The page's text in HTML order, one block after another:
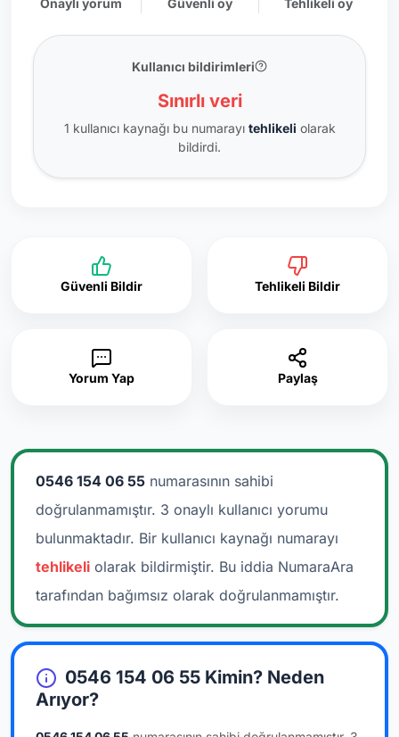
Kullanıcı bildirimleri
Sınırlı veri
1 kullanıcı kaynağı bu numarayı tehlikeli olarak
bildirdi.
Güvenli Bildir Tehlikeli Bildir
Yorum Yap Paylaş
0546 154 06 55 numarasının sahibi
doğrulanmamıştır. 3 onaylı kullanıcı yorumu
bulunmaktadır. Bir kullanıcı kaynağı numarayı
tehlikeli olarak bildirmiştir. Bu iddia NumaraAra
tarafından bağımsız olarak doğrulanmamıştır.
0546 154 06 55 Kimin? Neden
Arıyor?